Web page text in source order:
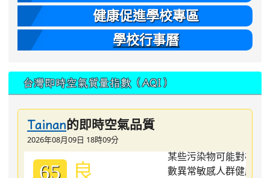
健康促進學校專區
學校行事曆
台灣即時空氣質量指數（AQI）
Tainan的即時空氣品質
2026年08月09日 18時09分
65 良